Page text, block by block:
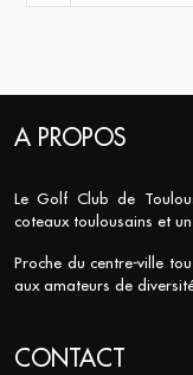
A PROPOS
Le Golf Club de
coteaux toulousains et
Proche du centre-ville
aux amateurs de
CONTACT